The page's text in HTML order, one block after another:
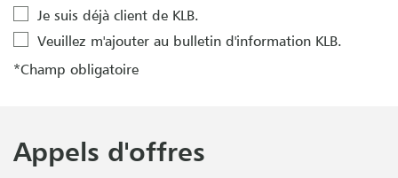
Je suis déjà client de KLB.
Veuillez m'ajouter au bulletin d'information KLB.
*Champ obligatoire
Appels d'offres